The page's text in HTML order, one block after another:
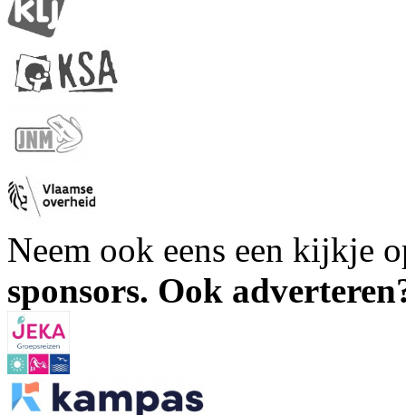
Neem ook eens een kijkje
sponsors. Ook